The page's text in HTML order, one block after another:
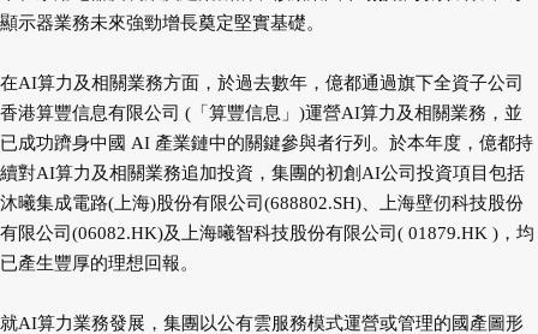
顯示器業務未來強勁增長奠定堅實基礎。
在AI算力及相關業務方面，於過去數年，億都通過旗下全資子公司
香港算豐信息有限公司 (「算豐信息」)運營AI算力及相關業務，並
已成功躋身中國 AI 產業鏈中的關鍵參與者行列。於本年度，億都持
續對AI算力及相關業務追加投資，集團的初創AI公司投資項目包括
沐曦集成電路(上海)股份有限公司(688802.SH)、上海壁仞科技股份
有限公司(06082.HK)及上海曦智科技股份有限公司( 01879.HK )，均
已產生豐厚的理想回報。
就AI算力業務發展，集團以公有雲服務模式運營或管理的國產圖形